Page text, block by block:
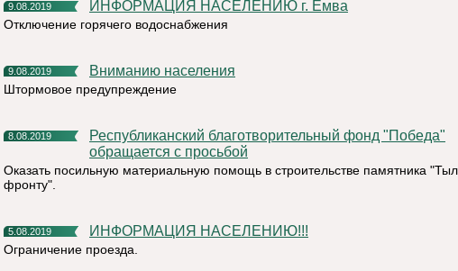
9.08.2019 ИНФОРМАЦИЯ НАСЕЛЕНИЮ г. Емва
Отключение горячего водоснабжения
9.08.2019 Вниманию населения
Штормовое предупреждение
8.08.2019
Республиканский благотворительный фонд "Победа"
обращается с просьбой
Оказать посильную материальную помощь в строительстве памятника "Тыл
фронту".
5.08.2019 ИНФОРМАЦИЯ НАСЕЛЕНИЮ!!!
Ограничение проезда.